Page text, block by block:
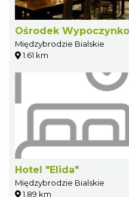
Ośrodek
Międzybrodzie Bialskie
1.61 km
Hotel "Elida"
Międzybrodzie Bialskie
1.89 km